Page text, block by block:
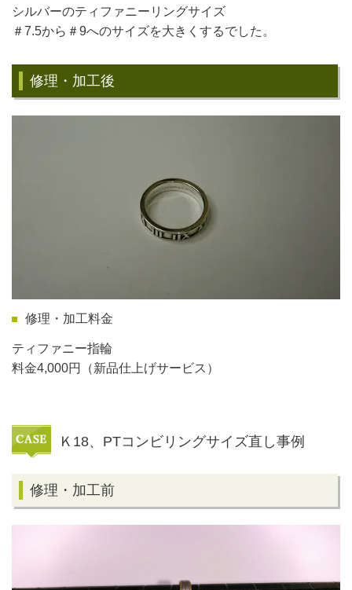
シルバーのティファニーリングサイズ
＃7.5から＃9へのサイズを大きくするでした。
修理・加工後
修理・加工料金
ティファニー指輪
料金4,000円（新品仕上げサービス）
Ｋ18、PTコンビリングサイズ直し事例
修理・加工前